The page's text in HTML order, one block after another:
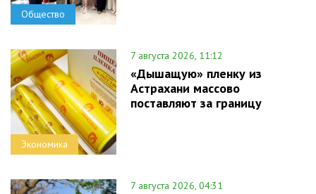
Общество
Экономика
7 августа 2026, 11:12
«Дышащую» пленку из
Астрахани массово
поставляют за границу
7 августа 2026, 04:31